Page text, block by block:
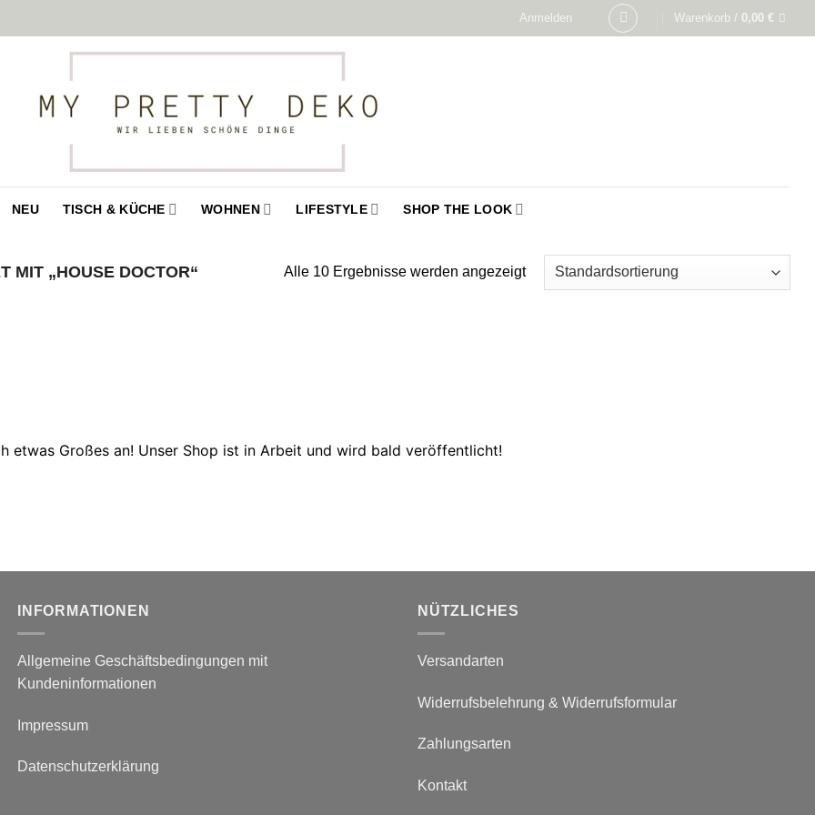
Anmelden Warenkorb / 0,00€
NEU TISCH & KÜCHE WOHNEN LIFESTYLE SHOP THE LOOK
MIT „HOUSE DOCTOR“ Alle 10 Ergebnisse werden angezeigt
etwas Großes an! Unser Shop ist in Arbeit und wird bald veröffentlicht!
INFORMATIONEN
Allgemeine Geschäftsbedingungen mit
Kundeninformationen
Impressum
Datenschutzerklärung
NÜTZLICHES
Versandarten
Widerrufsbelehrung & Widerrufsformular
Zahlungsarten
Kontakt